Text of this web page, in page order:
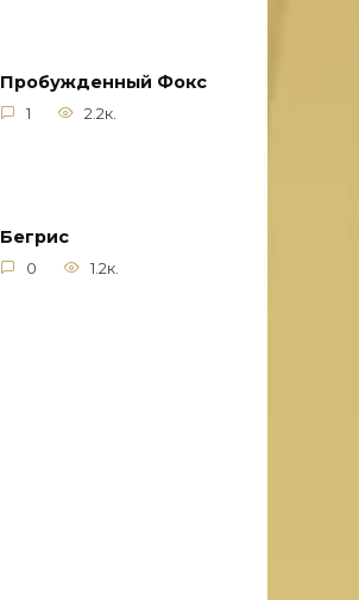
Пробужденный Фокс
1 2.2к.
Бегрис
0 1.2к.